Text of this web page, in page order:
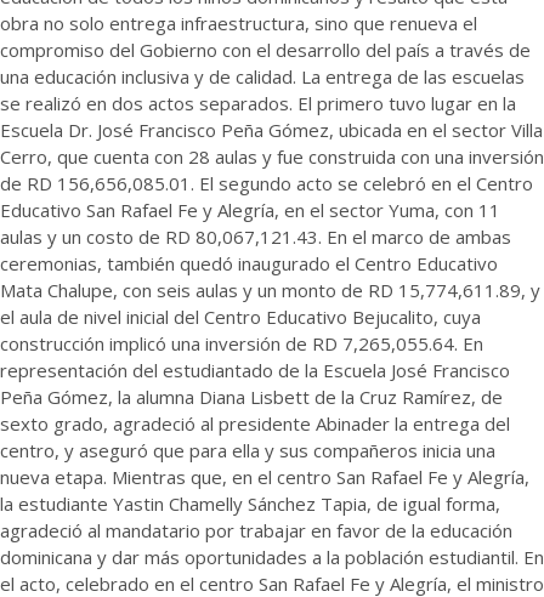
obra no solo entrega infraestructura, sino que renueva el
compromiso del Gobierno con el desarrollo del país a través de
una educación inclusiva y de calidad. La entrega de las escuelas
se realizó en dos actos separados. El primero tuvo lugar en la
Escuela Dr. José Francisco Peña Gómez, ubicada en el sector Villa
Cerro, que cuenta con 28 aulas y fue construida con una inversión
de RD 156,656,085.01. El segundo acto se celebró en el Centro
Educativo San Rafael Fe y Alegría, en el sector Yuma, con 11
aulas y un costo de RD 80,067,121.43. En el marco de ambas
ceremonias, también quedó inaugurado el Centro Educativo
Mata Chalupe, con seis aulas y un monto de RD 15,774,611.89, y
el aula de nivel inicial del Centro Educativo Bejucalito, cuya
construcción implicó una inversión de RD 7,265,055.64. En
representación del estudiantado de la Escuela José Francisco
Peña Gómez, la alumna Diana Lisbett de la Cruz Ramírez, de
sexto grado, agradeció al presidente Abinader la entrega del
centro, y aseguró que para ella y sus compañeros inicia una
nueva etapa. Mientras que, en el centro San Rafael Fe y Alegría,
la estudiante Yastin Chamelly Sánchez Tapia, de igual forma,
agradeció al mandatario por trabajar en favor de la educación
dominicana y dar más oportunidades a la población estudiantil. En
el acto, celebrado en el centro San Rafael Fe y Alegría, el ministro